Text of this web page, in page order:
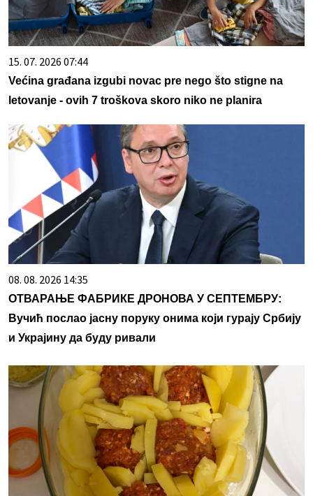
15. 07. 2026 07:44
Većina građana izgubi novac pre nego što stigne na
letovanje - ovih 7 troškova skoro niko ne planira
08. 08. 2026 14:35
ОТВАРАЊЕ ФАБРИКЕ ДРОНОВА У СЕПТЕМБРУ:
Вучић послао јасну поруку онима који гурају Србију
и Украјину да буду ривали